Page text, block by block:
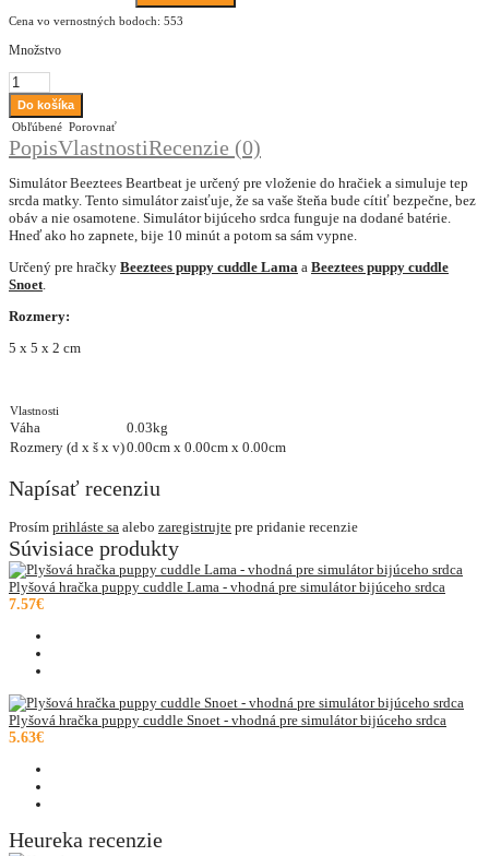
Cena vo vernostných bodoch: 553
Množstvo
Obľúbené Porovnať
PopisVlastnostiRecenzie (0)
Simulátor Beeztees Beartbeat je určený pre vloženie do hračiek a simuluje tep
srcda matky. Tento simulátor zaisťuje, že sa vaše šteňa bude cítiť bezpečne, bez
obáv a nie osamotene. Simulátor bijúceho srdca funguje na dodané batérie.
Hneď ako ho zapnete, bije 10 minút a potom sa sám vypne.
Určený pre hračky Beeztees puppy cuddle Lama a Beeztees puppy cuddle
Snoet.
Rozmery:
5 x 5 x 2 cm
Vlastnosti
Váha
0.03kg
Rozmery (d x š x v)0.00cm x 0.00cm x 0.00cm
Napísať recenziu
Prosím prihláste sa alebo zaregistrujte pre pridanie recenzie
Súvisiace produkty
Plyšová hračka puppy cuddle Lama - vhodná pre simulátor bijúceho srdca
7.57€
Plyšová hračka puppy cuddle Snoet - vhodná pre simulátor bijúceho srdca
5.63€
Heureka recenzie